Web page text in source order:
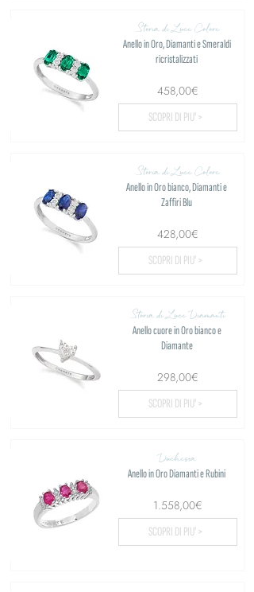
Storia di Luce Colore
Anello in Oro, Diamanti e Smeraldi
ricristalizzati
458,00€
SCOPRI DI PIU' >
Storia di Luce Colore
Anello in Oro bianco, Diamanti e
Zaffiri Blu
428,00€
SCOPRI DI PIU' >
Storia di Luce Diamanti
Anello cuore in Oro bianco e
Diamante
298,00€
SCOPRI DI PIU' >
Duchessa
Anello in Oro Diamanti e Rubini
1.558,00€
SCOPRI DI PIU' >